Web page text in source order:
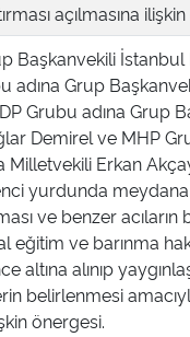
açılmasına
Başkanvekili
adına Grup
Grubu adına Grup
Demirel ve MHP
Erkan
yurdunda
ve benzer
eğitim ve barınma
alınıp
belirlenmesi
önergesi.